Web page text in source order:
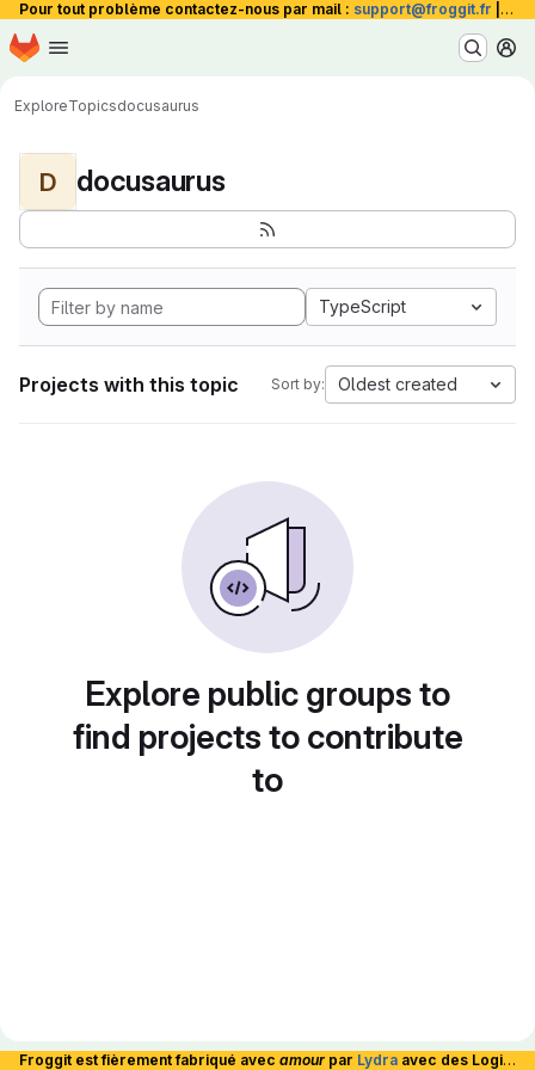
Pour tout problème contactez-nous par mail : support@froggit.fr La
Skip to main content
Homepage
ExploreTopicsdocusaurus
D docusaurus
TypeScript
Projects with this topic Sort by: Oldest created
Explore public groups to
find projects to contribute
to
Froggit est fièrement fabriqué avec amour par Lydra avec des Logiciels Libres et hébergé en